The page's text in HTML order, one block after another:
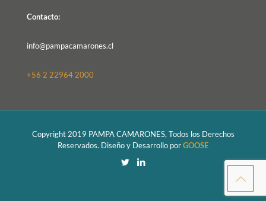
Contacto:
info@pampacamarones.cl
+56 2 22964 2000
Copyright 2019 PAMPA CAMARONES, Todos los Derechos
Reservados. Diseño y Desarrollo porGOOSE